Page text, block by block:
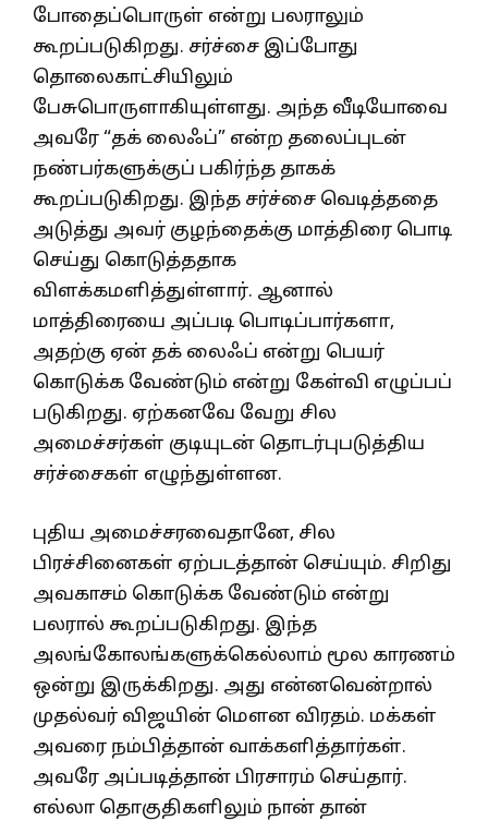
போதைப்பொருள் என்று பலராலும்
கூறப்படுகிறது. சர்ச்சை இப்போது
தொலைகாட்சியிலும்
பேசுபொருளாகியுள்ளது. அந்த வீடியோவை
அவரே “தக் லைஃப்” என்ற தலைப்புடன்
நண்பர்களுக்குப் பகிர்ந்த தாகக்
கூறப்படுகிறது. இந்த சர்ச்சை வெடித்ததை
அடுத்து அவர் குழந்தைக்கு மாத்திரை பொடி
செய்து கொடுத்ததாக
விளக்கமளித்துள்ளார். ஆனால்
மாத்திரையை அப்படி பொடிப்பார்களா,
அதற்கு ஏன் தக் லைஃப் என்று பெயர்
கொடுக்க வேண்டும் என்று கேள்வி எழுப்பப்
படுகிறது. ஏற்கனவே வேறு சில
அமைச்சர்கள் குடியுடன் தொடர்புபடுத்திய
சர்ச்சைகள் எழுந்துள்ளன.
புதிய அமைச்சரவைதானே, சில
பிரச்சினைகள் ஏற்படத்தான் செய்யும். சிறிது
அவகாசம் கொடுக்க வேண்டும் என்று
பலரால் கூறப்படுகிறது. இந்த
அலங்கோலங்களுக்கெல்லாம் மூல காரணம்
ஒன்று இருக்கிறது. அது என்னவென்றால்
முதல்வர் விஜயின் மெளன விரதம். மக்கள்
அவரை நம்பித்தான் வாக்களித்தார்கள்.
அவரே அப்படித்தான் பிரசாரம் செய்தார்.
எல்லா தொகுதிகளிலும் நான் தான்